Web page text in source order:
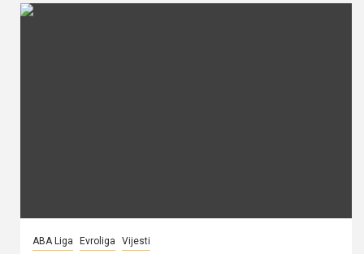
ABA Liga Evroliga Vijesti